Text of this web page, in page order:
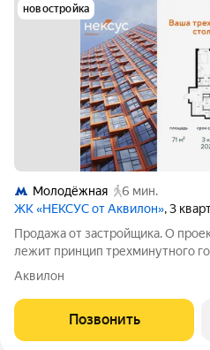
новостройка
Молодёжная
6 мин.
ЖК «НЕКСУС от Аквилон», 3
Продажа от застройщика. О
лежит принцип трехминутного
отдых, здоровье, общение и культура
кардинально
Аквилон
Позвонить